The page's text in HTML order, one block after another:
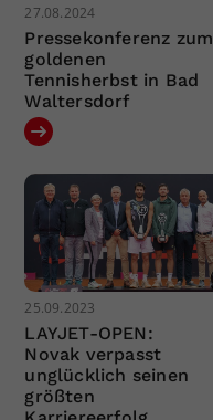
27.08.2024
Pressekonferenz zum
goldenen
Tennisherbst in Bad
Waltersdorf
25.09.2023
LAYJET-OPEN:
Novak verpasst
unglücklich seinen
größten